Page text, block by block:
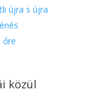
újra s újra
őre
közül